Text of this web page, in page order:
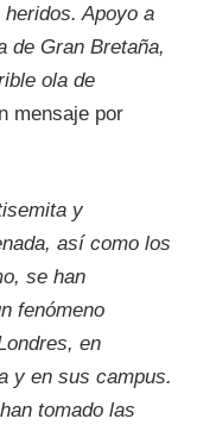
Apoyo a
de Gran Bretaña,
ola de
mensaje por
y
así como los
se han
fenómeno
en
y en sus campus.
tomado las